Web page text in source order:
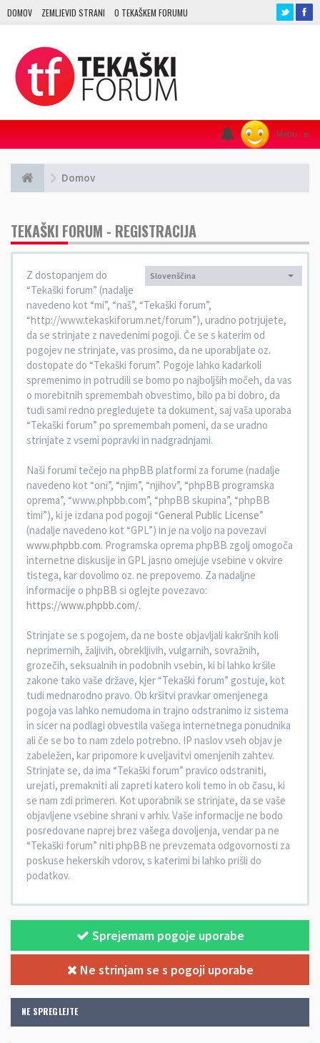
DOMOV ZEMLJEVID STRANI O TEKAŠKEM FORUMU
Menu ≡
Domov
NE SPREGLEJTE
TEKAŠKI FORUM - REGISTRACIJA
Jezik:
Slovenščina
Z dostopanjem do
“Tekaški forum” (nadalje
navedeno kot “mi”, “naš”, “Tekaški forum”,
“http://www.tekaskiforum.net/forum”), uradno potrjujete,
da se strinjate z navedenimi pogoji. Če se s katerim od
pogojev ne strinjate, vas prosimo, da ne uporabljate oz.
dostopate do “Tekaški forum”. Pogoje lahko kadarkoli
spremenimo in potrudili se bomo po najboljših močeh, da vas
o morebitnih spremembah obvestimo, bilo pa bi dobro, da
tudi sami redno pregledujete ta dokument, saj vaša uporaba
“Tekaški forum” po spremembah pomeni, da se uradno
strinjate z vsemi popravki in nadgradnjami.
Naši forumi tečejo na phpBB platformi za forume (nadalje
navedeno kot “oni”, “njim”, “njihov”, “phpBB programska
oprema”, “www.phpbb.com”, “phpBB skupina”, “phpBB
timi”), ki je izdana pod pogoji “General Public License”
(nadalje navedeno kot “GPL”) in je na voljo na povezavi
www.phpbb.com. Programska oprema phpBB zgolj omogoča
internetne diskusije in GPL jasno omejuje vsebine v okvire
tistega, kar dovolimo oz. ne prepovemo. Za nadaljne
informacije o phpBB si oglejte povezavo:
https://www.phpbb.com/.
Strinjate se s pogojem, da ne boste objavljali kakršnih koli
neprimernih, žaljivih, obrekljivih, vulgarnih, sovražnih,
grozečih, seksualnih in podobnih vsebin, ki bi lahko kršile
zakone tako vaše države, kjer “Tekaški forum” gostuje, kot
tudi mednarodno pravo. Ob kršitvi pravkar omenjenega
pogoja vas lahko nemudoma in trajno odstranimo iz sistema
in sicer na podlagi obvestila vašega internetnega ponudnika
ali če se bo to nam zdelo potrebno. IP naslov vseh objav je
zabeležen, kar pripomore k uveljavitvi omenjenih zahtev.
Strinjate se, da ima “Tekaški forum” pravico odstraniti,
urejati, premakniti ali zapreti katero koli temo in ob času, ki
se nam zdi primeren. Kot uporabnik se strinjate, da se vaše
objavljene vsebine shrani v arhiv. Vaše informacije ne bodo
posredovane naprej brez vašega dovoljenja, vendar pa ne
“Tekaški forum” niti phpBB ne prevzemata odgovornosti za
poskuse hekerskih vdorov, s katerimi bi lahko prišli do
podatkov.
Sprejemam pogoje uporabe
Ne strinjam se s pogoji uporabe